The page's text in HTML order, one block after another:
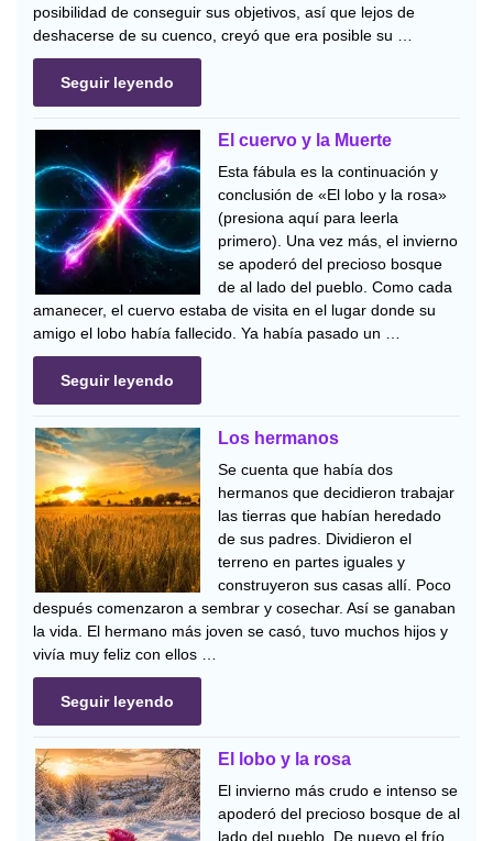
posibilidad de conseguir sus objetivos, así que lejos de
deshacerse de su cuenco, creyó que era posible su …
Seguir leyendo
El cuervo y la Muerte
Esta fábula es la continuación y
conclusión de «El lobo y la rosa»
(presiona aquí para leerla
primero). Una vez más, el invierno
se apoderó del precioso bosque
de al lado del pueblo. Como cada
amanecer, el cuervo estaba de visita en el lugar donde su
amigo el lobo había fallecido. Ya había pasado un …
Seguir leyendo
Los hermanos
Se cuenta que había dos
hermanos que decidieron trabajar
las tierras que habían heredado
de sus padres. Dividieron el
terreno en partes iguales y
construyeron sus casas allí. Poco
después comenzaron a sembrar y cosechar. Así se ganaban
la vida. El hermano más joven se casó, tuvo muchos hijos y
vivía muy feliz con ellos …
Seguir leyendo
El lobo y la rosa
El invierno más crudo e intenso se
apoderó del precioso bosque de al
lado del pueblo. De nuevo el frío